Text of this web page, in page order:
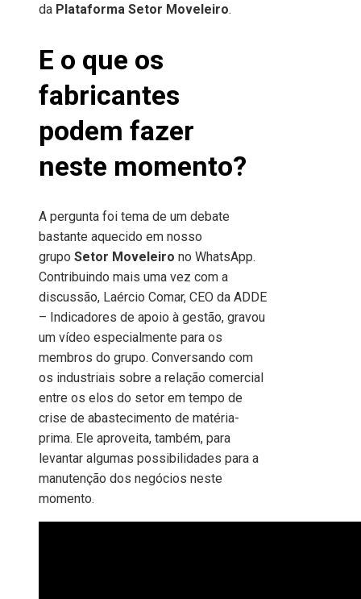
da Plataforma Setor Moveleiro.
E o que os
fabricantes
podem fazer
neste momento?
A pergunta foi tema de um debate
bastante aquecido em nosso
grupo Setor Moveleiro no WhatsApp.
Contribuindo mais uma vez com a
discussão, Laércio Comar, CEO da ADDE
– Indicadores de apoio à gestão, gravou
um vídeo especialmente para os
membros do grupo. Conversando com
os industriais sobre a relação comercial
entre os elos do setor em tempo de
crise de abastecimento de matéria-
prima. Ele aproveita, também, para
levantar algumas possibilidades para a
manutenção dos negócios neste
momento.